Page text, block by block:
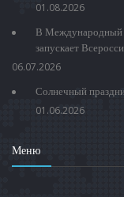
01.08.2026
В Международный
запускает
06.07.2026
Солнечный
01.06.2026
Меню